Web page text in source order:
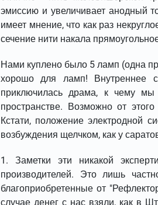
эмиссию и увеличивает анодный
имеет мнение, что как раз
сечение нити накала
Нами куплено было 5 ламп (одна
хорошо для ламп! Внутреннее
приключилась драма, к чему мы
пространстве. Возможно от
Кстати, положение электродной
возбуждения щелчком, как у
1. Заметки эти никакой
производителей. Это лишь
благоприобретенные от
случае денег с нас взяли, как в